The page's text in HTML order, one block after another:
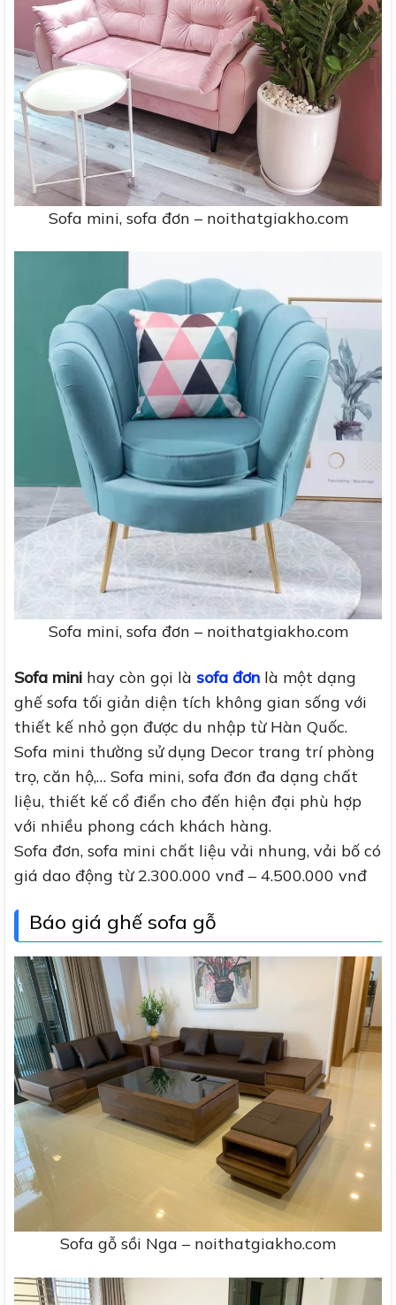
Sofa mini, sofa đơn – noithatgiakho.com
Sofa mini, sofa đơn – noithatgiakho.com
Sofa mini hay còn gọi là sofa đơn là một dạng
ghế sofa tối giản diện tích không gian sống với
thiết kế nhỏ gọn được du nhập từ Hàn Quốc.
Sofa mini thường sử dụng Decor trang trí phòng
trọ, căn hộ,… Sofa mini, sofa đơn đa dạng chất
liệu, thiết kế cổ điển cho đến hiện đại phù hợp
với nhiều phong cách khách hàng.
Sofa đơn, sofa mini chất liệu vải nhung, vải bố có
giá dao động từ 2.300.000 vnđ – 4.500.000 vnđ
Báo giá ghế sofa gỗ
Sofa gỗ sồi Nga – noithatgiakho.com